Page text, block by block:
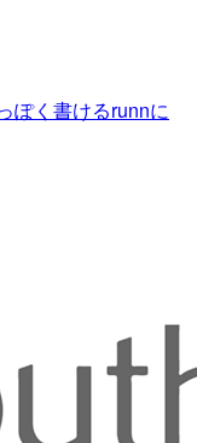
ぽく書けるrunnに